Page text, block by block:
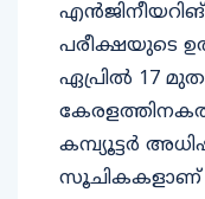
പരീക്ഷയുടെ
ഏപ്രിൽ 17
കമ്പ്യൂട്ടർ
സൂചികകളാണ്